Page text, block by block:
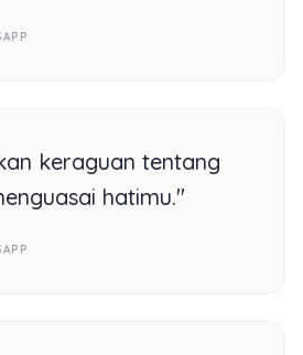
keraguan tentang
hatimu."